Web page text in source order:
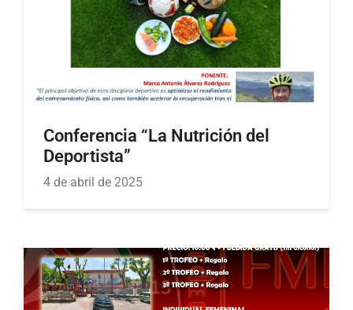
Conferencia “La Nutrición del
Deportista”
4 de abril de 2025